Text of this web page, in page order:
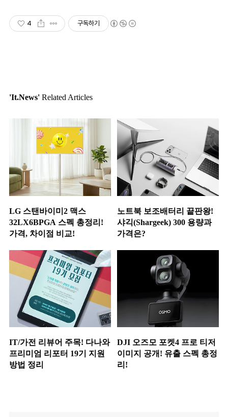
4 구독하기
'It.News' Related Articles
LG 스탠바이미2 맥스
32LX6BPGA 스펙 총정리!
가격, 차이점 비교!
노트북 보조배터리 끝판왕!
샤긱(Shargeek) 300 용량과
가격은?
IT/가전 리뷰어 주목! 다나와
프리미엄 리포터 19기 지원
방법 정리
DJI 오즈모 포켓4 프로 티저
이미지 공개! 유출 스펙 총정
리!